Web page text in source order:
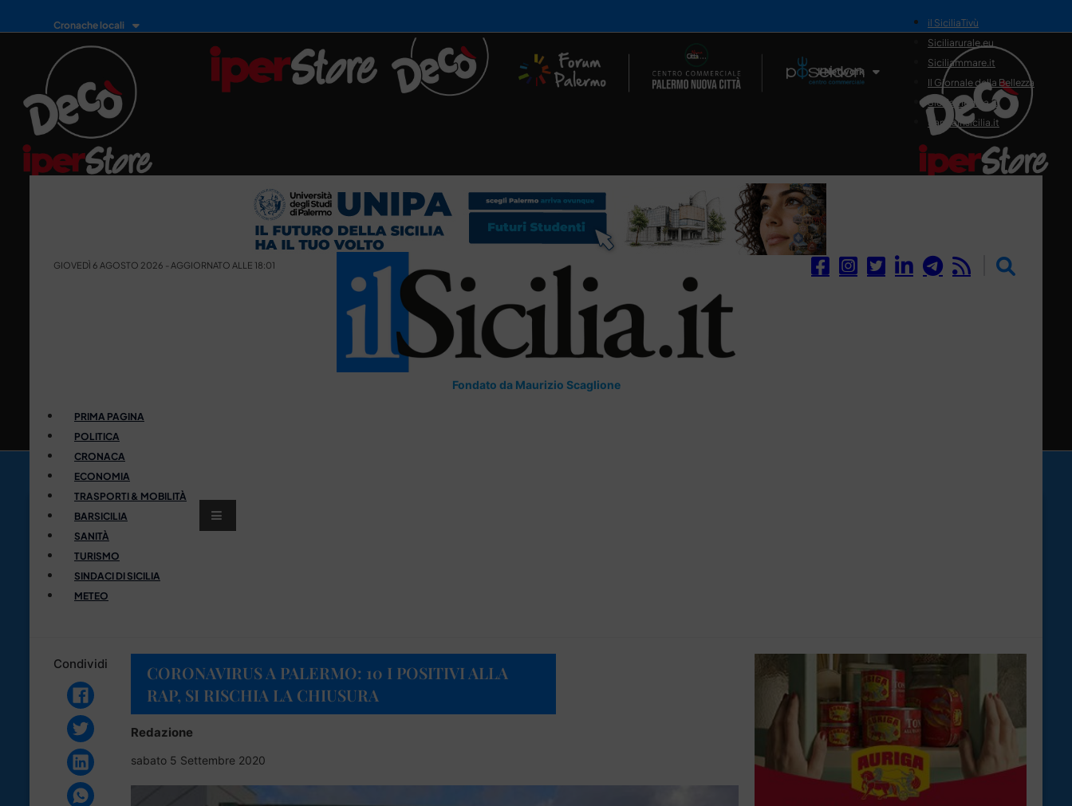
Cronache locali
Il Network
il SiciliaTivù
Siciliarurale.eu
Siciliammare.it
Il Giornale della Bellezza
Siciliamedica.it
Sanitainsicilia.it
GIOVEDÌ 6 AGOSTO 2026 - AGGIORNATO ALLE 18:01
Fondato da Maurizio Scaglione
PRIMA PAGINA
POLITICA
CRONACA
ECONOMIA
TRASPORTI & MOBILITÀ
BARSICILIA
SANITÀ
TURISMO
SINDACI DI SICILIA
METEO
Condividi
CORONAVIRUS A PALERMO: 10 I POSITIVI ALLA
RAP, SI RISCHIA LA CHIUSURA
Redazione
sabato 5 Settembre 2020